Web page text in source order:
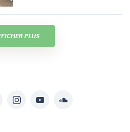
PLUS
InstagramYouTubeSoundcloud